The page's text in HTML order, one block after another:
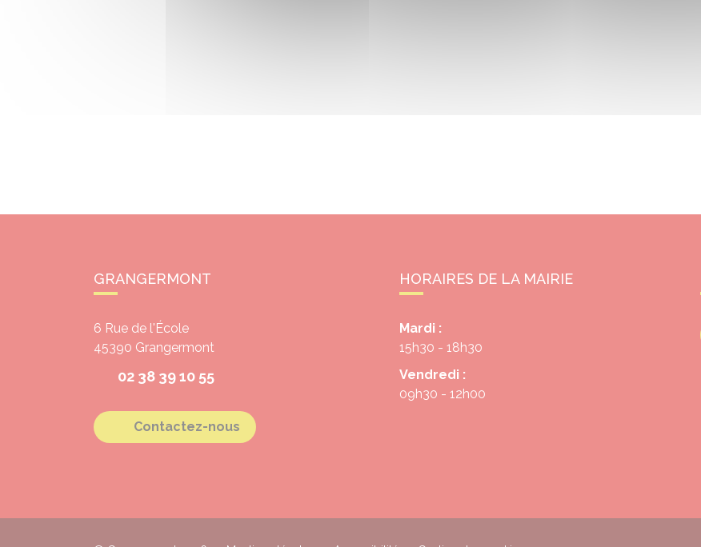
GRANGERMONT
6 Rue de l'École
45390 Grangermont
02 38 39 10 55
Contactez-nous
HORAIRES DE LA MAIRIE
Mardi :
15h30 - 18h30
Vendredi :
09h30 - 12h00